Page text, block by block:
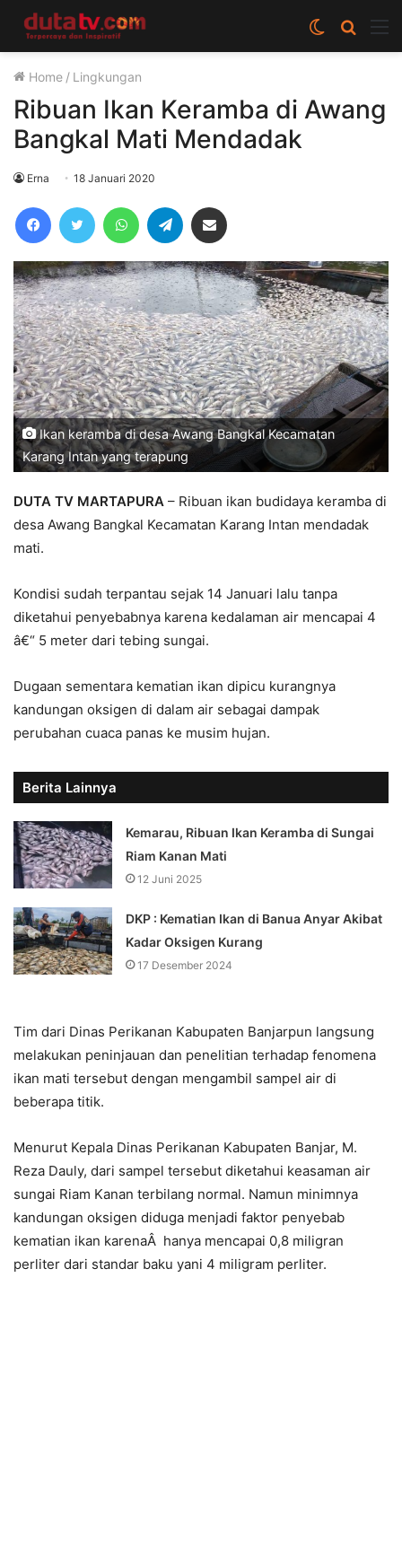
Cari
berita
Switch
skin
Home / Lingkungan
Ribuan Ikan Keramba di Awang
Bangkal Mati Mendadak
Erna 18 Januari 2020
FacebookTwitter WhatsAppTelegram
Ikan keramba di desa Awang Bangkal Kecamatan
Karang Intan yang terapung
DUTA TV MARTAPURA – Ribuan ikan budidaya keramba di
desa Awang Bangkal Kecamatan Karang Intan mendadak
mati.
Kondisi sudah terpantau sejak 14 Januari lalu tanpa
diketahui penyebabnya karena kedalaman air mencapai 4
â€“ 5 meter dari tebing sungai.
Dugaan sementara kematian ikan dipicu kurangnya
kandungan oksigen di dalam air sebagai dampak
perubahan cuaca panas ke musim hujan.
Berita Lainnya
Kemarau, Ribuan Ikan Keramba di Sungai
Riam Kanan Mati
12 Juni 2025
DKP : Kematian Ikan di Banua Anyar Akibat
Kadar Oksigen Kurang
17 Desember 2024
Tim dari Dinas Perikanan Kabupaten Banjarpun langsung
melakukan peninjauan dan penelitian terhadap fenomena
ikan mati tersebut dengan mengambil sampel air di
beberapa titik.
Menurut Kepala Dinas Perikanan Kabupaten Banjar, M.
Reza Dauly, dari sampel tersebut diketahui keasaman air
sungai Riam Kanan terbilang normal. Namun minimnya
kandungan oksigen diduga menjadi faktor penyebab
kematian ikan karenaÂ hanya mencapai 0,8 miligran
perliter dari standar baku yani 4 miligram perliter.